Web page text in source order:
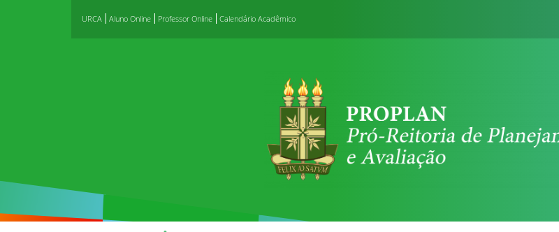
URCA Aluno Online Professor Online Calendário Acadêmico